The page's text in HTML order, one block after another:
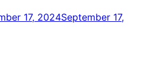
17, 2024September 17,